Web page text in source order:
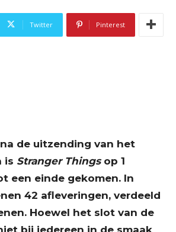
Twitter Pinterest
de uitzending van het
is Stranger Thingsop 1
een einde gekomen. In
42 afleveringen, verdeeld
Hoewel het slot van de
bij iedereen in de smaak